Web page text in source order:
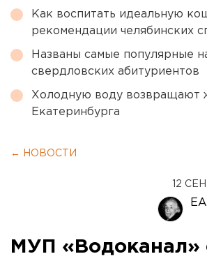
Как воспитать идеальную
рекомендации челябинских
Названы самые популярные
свердловских абитуриентов
Холодную воду возвращают
Екатеринбурга
← НОВОСТИ
12
МУП «Водоканал»